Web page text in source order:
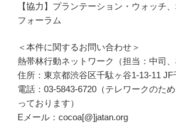
【協力】プランテーション・ウォッチ
フォーラム
＜本件に関するお問い合わせ＞
熱帯林行動ネットワーク（担当：中司、
住所：東京都渋谷区千駄ヶ谷1-13-11 JF
電話：03-5843-6720（テレワークのた
っております）
Eメール：cocoa[@]jatan.org